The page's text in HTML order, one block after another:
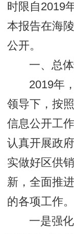
时限自2019
本报告在海
公开。
一、总
2019年
领导下，按
信息公开工
认真开展政
实做好区供
新，全面推
的各项工作。
一是强